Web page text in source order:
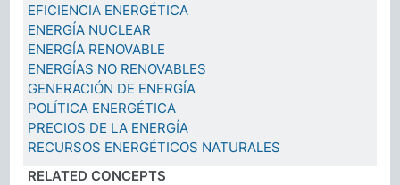
EFICIENCIA ENERGÉTICA
ENERGÍA NUCLEAR
ENERGÍA RENOVABLE
ENERGÍAS NO RENOVABLES
GENERACIÓN DE ENERGÍA
POLÍTICA ENERGÉTICA
PRECIOS DE LA ENERGÍA
RECURSOS ENERGÉTICOS NATURALES
RELATED CONCEPTS